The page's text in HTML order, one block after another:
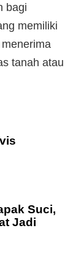
bagi
memiliki
tanah atau
Suci,
Jadi